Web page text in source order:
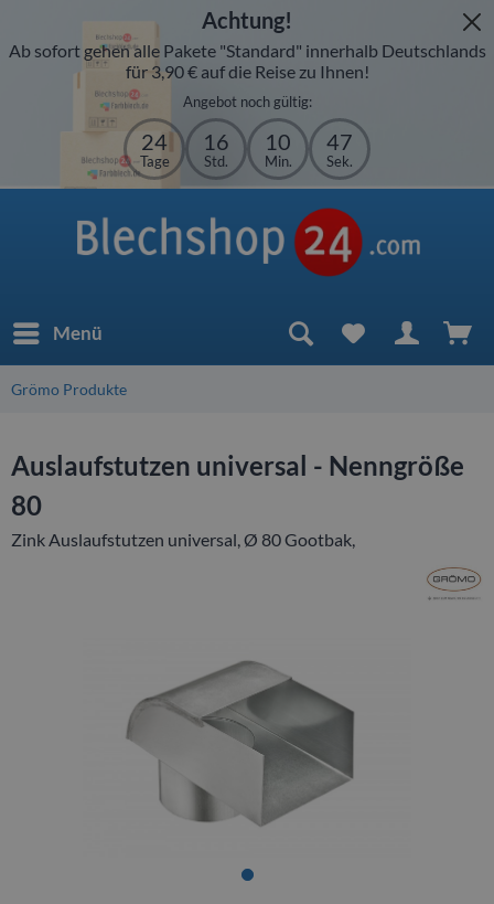
Achtung!
Ab sofort gehen alle Pakete "Standard" innerhalb Deutschlands
für 3,90 € auf die Reise zu Ihnen!
Angebot noch gültig:
24
Tage
16
Std.
10
Min.
47
Sek.
Menü
Grömo Produkte
Auslaufstutzen universal - Nenngröße
80
Zink Auslaufstutzen universal, Ø 80 Gootbak,